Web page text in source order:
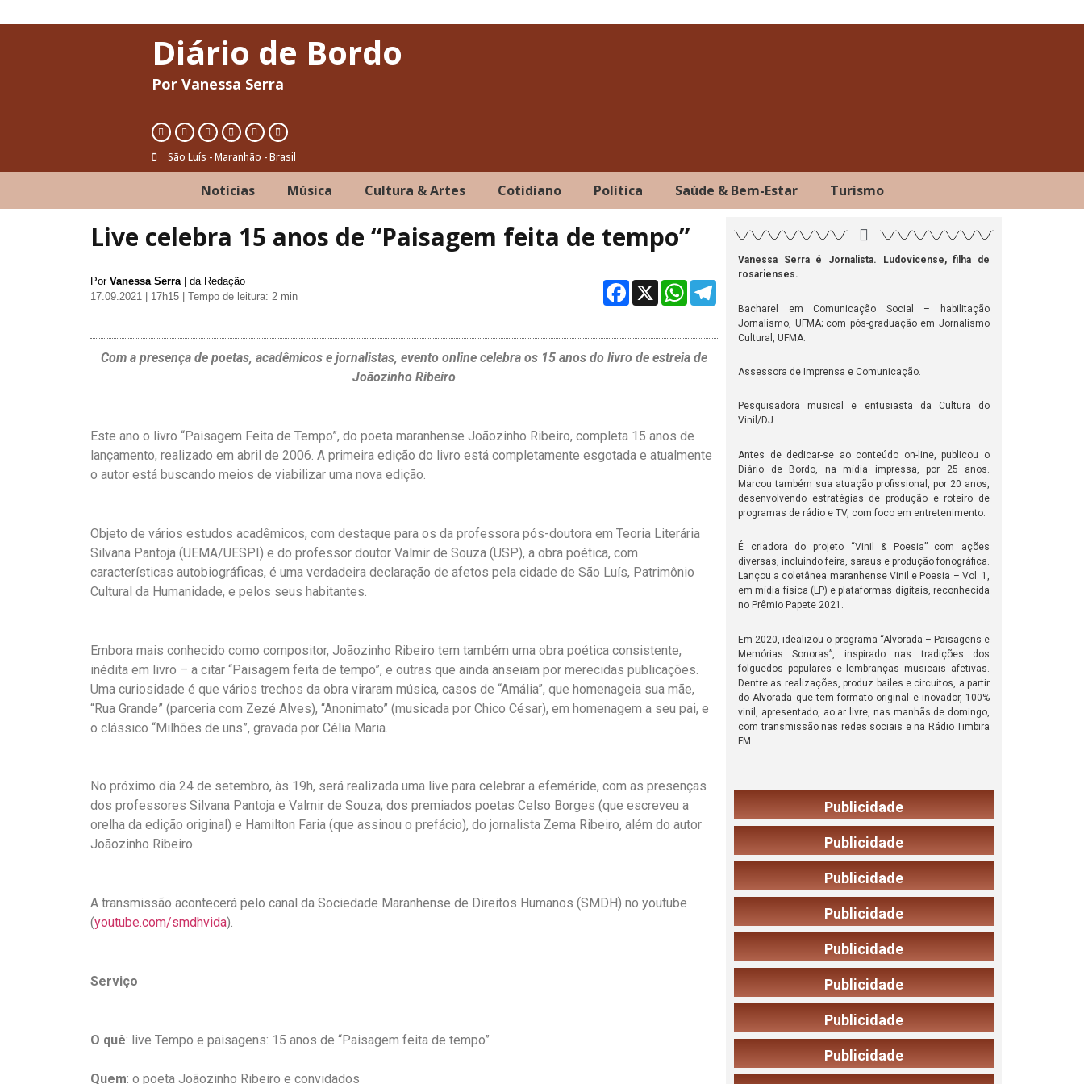
Diário de Bordo
Por Vanessa Serra
São Luís - Maranhão - Brasil
Notícias Música Cultura & Artes Cotidiano Política Saúde & Bem-Estar Turismo
Live celebra 15 anos de “Paisagem feita de tempo”
Por Vanessa Serra| da Redação
17.09.2021 | 17h15
| Tempo de leitura: 2 min Facebook
X WhatsApp
Com a presença de poetas, acadêmicos e jornalistas, evento online celebra os 15 anos do livro de estreia de
Joãozinho Ribeiro
Este ano o livro “Paisagem Feita de Tempo”, do poeta maranhense Joãozinho Ribeiro, completa 15 anos de
lançamento, realizado em abril de 2006. A primeira edição do livro está completamente esgotada e atualmente
o autor está buscando meios de viabilizar uma nova edição.
Objeto de vários estudos acadêmicos, com destaque para os da professora pós-doutora em Teoria Literária
Silvana Pantoja (UEMA/UESPI) e do professor doutor Valmir de Souza (USP), a obra poética, com
características autobiográficas, é uma verdadeira declaração de afetos pela cidade de São Luís, Patrimônio
Cultural da Humanidade, e pelos seus habitantes.
Embora mais conhecido como compositor, Joãozinho Ribeiro tem também uma obra poética consistente,
inédita em livro – a citar “Paisagem feita de tempo”, e outras que ainda anseiam por merecidas publicações.
Uma curiosidade é que vários trechos da obra viraram música, casos de “Amália”, que homenageia sua mãe,
“Rua Grande” (parceria com Zezé Alves), “Anonimato” (musicada por Chico César), em homenagem a seu pai, e
o clássico “Milhões de uns”, gravada por Célia Maria.
No próximo dia 24 de setembro, às 19h, será realizada uma live para celebrar a efeméride, com as presenças
dos professores Silvana Pantoja e Valmir de Souza; dos premiados poetas Celso Borges (que escreveu a
orelha da edição original) e Hamilton Faria (que assinou o prefácio), do jornalista Zema Ribeiro, além do autor
Joãozinho Ribeiro.
A transmissão acontecerá pelo canal da Sociedade Maranhense de Direitos Humanos (SMDH) no youtube
(youtube.com/smdhvida).
Serviço
O quê: live Tempo e paisagens: 15 anos de “Paisagem feita de tempo”
Quem: o poeta Joãozinho Ribeiro e convidados
Vanessa Serra é Jornalista. Ludovicense, filha de
rosarienses.
Bacharel em Comunicação Social – habilitação
Jornalismo, UFMA; com pós-graduação em Jornalismo
Cultural, UFMA.
Assessora de Imprensa e Comunicação.
Pesquisadora musical e entusiasta da Cultura do
Vinil/DJ.
Antes de dedicar-se ao conteúdo on-line, publicou o
Diário de Bordo, na mídia impressa, por 25 anos.
Marcou também sua atuação profissional, por 20 anos,
desenvolvendo estratégias de produção e roteiro de
programas de rádio e TV, com foco em entretenimento.
É criadora do projeto “Vinil & Poesia” com ações
diversas, incluindo feira, saraus e produção fonográfica.
Lançou a coletânea maranhense Vinil e Poesia – Vol. 1,
em mídia física (LP) e plataformas digitais, reconhecida
no Prêmio Papete 2021.
Em 2020, idealizou o programa “Alvorada – Paisagens e
Memórias Sonoras”, inspirado nas tradições dos
folguedos populares e lembranças musicais afetivas.
Dentre as realizações, produz bailes e circuitos, a partir
do Alvorada que tem formato original e inovador, 100%
vinil, apresentado, ao ar livre, nas manhãs de domingo,
com transmissão nas redes sociais e na Rádio Timbira
FM.
Publicidade
Publicidade
Publicidade
Publicidade
Publicidade
Publicidade
Publicidade
Publicidade